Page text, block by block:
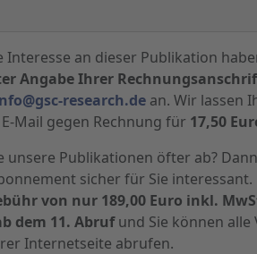
Interesse an dieser Publikation
Angabe Ihrer
research.de an. Wir lassen
Mail gegen Rechnung für 17,50
unsere Publikationen öfter ab?
sicher für Sie interessant.
von nur 189,00 Euro inkl.
dem 11. Abrufund Sie können
Internetseite abrufen.